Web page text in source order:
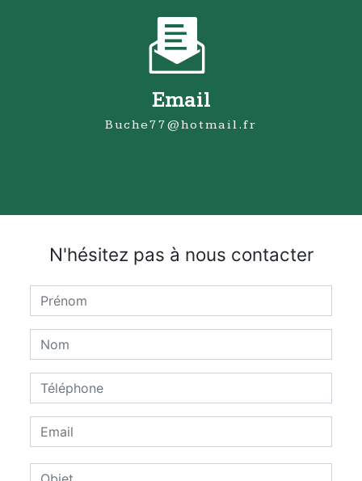
Email
buche77@hotmail.fr
N'hésitez pas à nous contacter